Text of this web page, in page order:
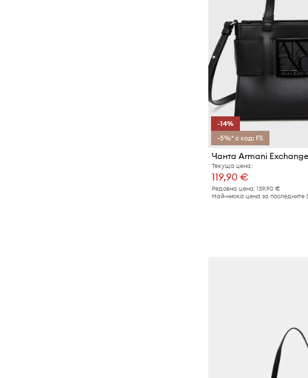
-14%
-5%* с код: FS
Чанта Armani Exchange
Текуща цена:
119,90 €
Редовна цена: 139,90 €
Най-ниска цена за последните